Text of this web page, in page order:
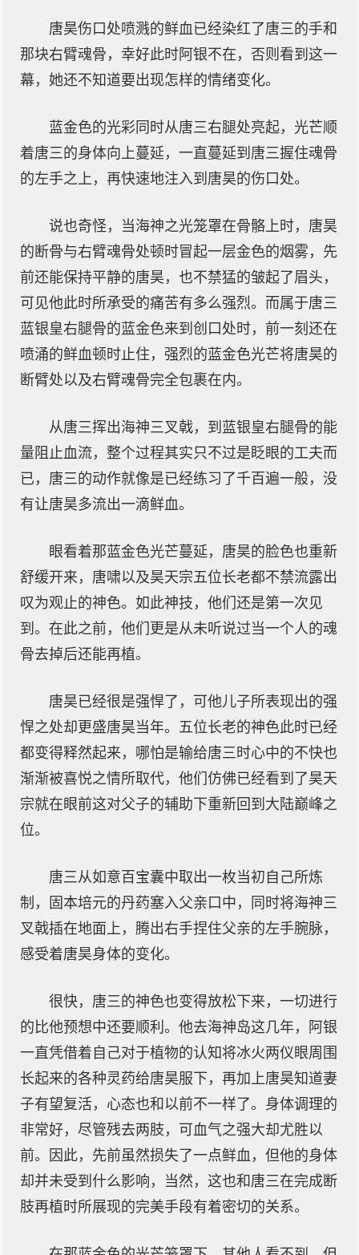
唐昊伤口处喷溅的鲜血已经染红了唐三的手和
那块右臂魂骨，幸好此时阿银不在，否则看到这一
幕，她还不知道要出现怎样的情绪变化。
蓝金色的光彩同时从唐三右腿处亮起，光芒顺
着唐三的身体向上蔓延，一直蔓延到唐三握住魂骨
的左手之上，再快速地注入到唐昊的伤口处。
说也奇怪，当海神之光笼罩在骨骼上时，唐昊
的断骨与右臂魂骨处顿时冒起一层金色的烟雾，先
前还能保持平静的唐昊，也不禁猛的皱起了眉头，
可见他此时所承受的痛苦有多么强烈。而属于唐三
蓝银皇右腿骨的蓝金色来到创口处时，前一刻还在
喷涌的鲜血顿时止住，强烈的蓝金色光芒将唐昊的
断臂处以及右臂魂骨完全包裹在内。
从唐三挥出海神三叉戟，到蓝银皇右腿骨的能
量阻止血流，整个过程其实只不过是眨眼的工夫而
已，唐三的动作就像是已经练习了千百遍一般，没
有让唐昊多流出一滴鲜血。
眼看着那蓝金色光芒蔓延，唐昊的脸色也重新
舒缓开来，唐啸以及昊天宗五位长老都不禁流露出
叹为观止的神色。如此神技，他们还是第一次见
到。在此之前，他们更是从未听说过当一个人的魂
骨去掉后还能再植。
唐昊已经很是强悍了，可他儿子所表现出的强
悍之处却更盛唐昊当年。五位长老的神色此时已经
都变得释然起来，哪怕是输给唐三时心中的不快也
渐渐被喜悦之情所取代，他们仿佛已经看到了昊天
宗就在眼前这对父子的辅助下重新回到大陆巅峰之
位。
唐三从如意百宝囊中取出一枚当初自己所炼
制，固本培元的丹药塞入父亲口中，同时将海神三
叉戟插在地面上，腾出右手捏住父亲的左手腕脉，
感受着唐昊身体的变化。
很快，唐三的神色也变得放松下来，一切进行
的比他预想中还要顺利。他去海神岛这几年，阿银
一直凭借着自己对于植物的认知将冰火两仪眼周围
长起来的各种灵药给唐昊服下，再加上唐昊知道妻
子有望复活，心态也和以前不一样了。身体调理的
非常好，尽管残去两肢，可血气之强大却尤胜以
前。因此，先前虽然损失了一点鲜血，但他的身体
却并未受到什么影响，当然，这也和唐三在完成断
肢再植时所展现的完美手段有着密切的关系。